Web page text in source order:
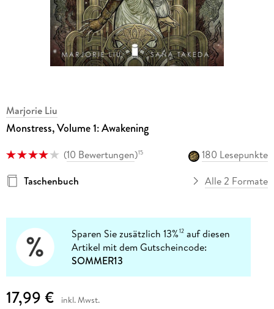
Marjorie Liu
Monstress, Volume 1: Awakening
(10 Bewertungen)15
180 Lesepunkte
Taschenbuch
Alle 2 Formate
Sparen Sie zusätzlich 13%12 auf diesen
Artikel mit dem Gutscheincode:
SOMMER13
17,99 € inkl. Mwst.